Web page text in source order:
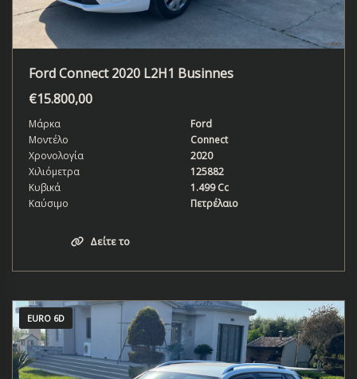
Ford Connect 2020 L2H1 Businnes
€15.800,00
Μάρκα
Ford
Μοντέλο
Connect
Χρονολογία
2020
Χιλιόμετρα
125882
Κυβικά
1.499 Cc
Καύσιμο
Πετρέλαιο
Δείτε το
EURO 6D